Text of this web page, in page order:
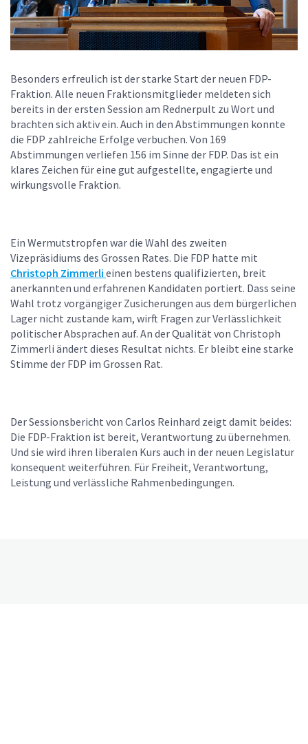
Besonders erfreulich ist der starke Start der neuen FDP-
Fraktion. Alle neuen Fraktionsmitglieder meldeten sich
bereits in der ersten Session am Rednerpult zu Wort und
brachten sich aktiv ein. Auch in den Abstimmungen konnte
die FDP zahlreiche Erfolge verbuchen. Von 169
Abstimmungen verliefen 156 im Sinne der FDP. Das ist ein
klares Zeichen für eine gut aufgestellte, engagierte und
wirkungsvolle Fraktion.
Ein Wermutstropfen war die Wahl des zweiten
Vizepräsidiums des Grossen Rates. Die FDP hatte mit
Christoph Zimmerli einen bestens qualifizierten, breit
anerkannten und erfahrenen Kandidaten portiert. Dass seine
Wahl trotz vorgängiger Zusicherungen aus dem bürgerlichen
Lager nicht zustande kam, wirft Fragen zur Verlässlichkeit
politischer Absprachen auf. An der Qualität von Christoph
Zimmerli ändert dieses Resultat nichts. Er bleibt eine starke
Stimme der FDP im Grossen Rat.
Der Sessionsbericht von Carlos Reinhard zeigt damit beides:
Die FDP-Fraktion ist bereit, Verantwortung zu übernehmen.
Und sie wird ihren liberalen Kurs auch in der neuen Legislatur
konsequent weiterführen. Für Freiheit, Verantwortung,
Leistung und verlässliche Rahmenbedingungen.